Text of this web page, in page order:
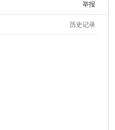
举报
历史记录